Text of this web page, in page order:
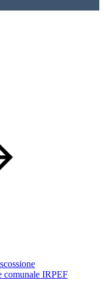
comunale IRPEF